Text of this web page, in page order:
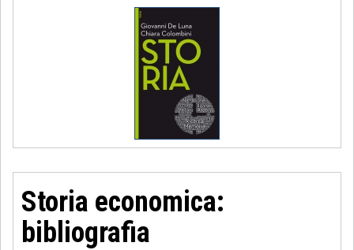
Storia economica:
bibliografia